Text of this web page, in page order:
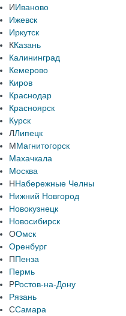
ИИваново
Ижевск
Иркутск
ККазань
Калининград
Кемерово
Киров
Краснодар
Красноярск
Курск
ЛЛипецк
ММагнитогорск
Махачкала
Москва
ННабережные Челны
Нижний Новгород
Новокузнецк
Новосибирск
ООмск
Оренбург
ППенза
Пермь
РРостов-на-Дону
Рязань
ССамара